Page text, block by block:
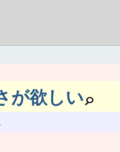
が欲しい